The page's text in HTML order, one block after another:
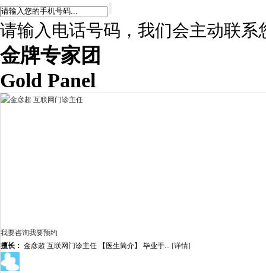
请输入电话号码，我们会主动联系
金牌专家团
Gold Panel
我要咨询我要预约
擅长： 金彦超 互联网门诊主任 【医生简介】 毕业于... [详情]